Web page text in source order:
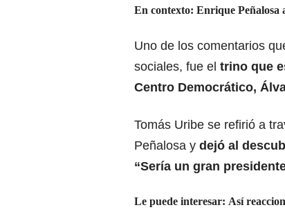
En contexto: Enrique Peñalosa
Uno de los comentarios
sociales, fue el trino que
Centro Democrático,
Tomás Uribe se refirió a
Peñalosa y dejó al
“Sería un gran
Le puede interesar: Así